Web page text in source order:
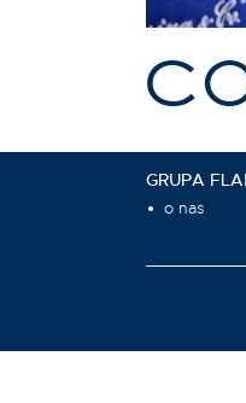
GRUPA
o nas